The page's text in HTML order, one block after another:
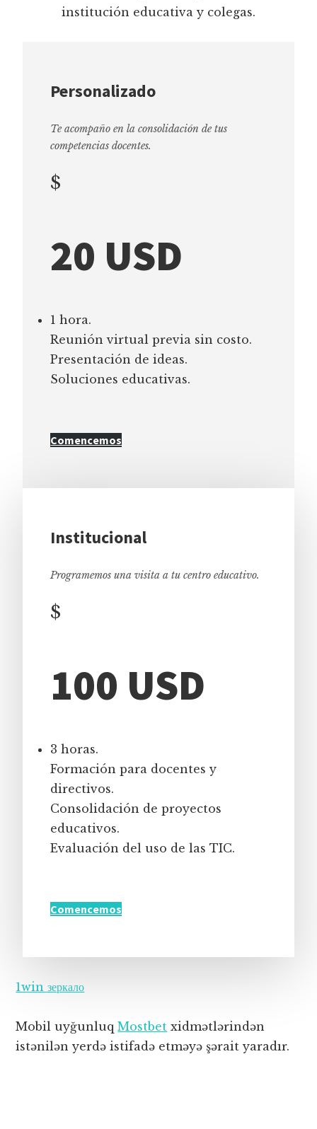
institución educativa y colegas.
Personalizado
Te acompaño en la consolidación de tus
competencias docentes.
$
20 USD
1 hora.
Reunión virtual previa sin costo.
Presentación de ideas.
Soluciones educativas.
Comencemos
Institucional
Programemos una visita a tu centro educativo.
$
100 USD
3 horas.
Formación para docentes y
directivos.
Consolidación de proyectos
educativos.
Evaluación del uso de las TIC.
Comencemos
1win зеркало
Mobil uyğunluqMostbet xidmətlərindən
istənilən yerdə istifadə etməyə şərait yaradır.